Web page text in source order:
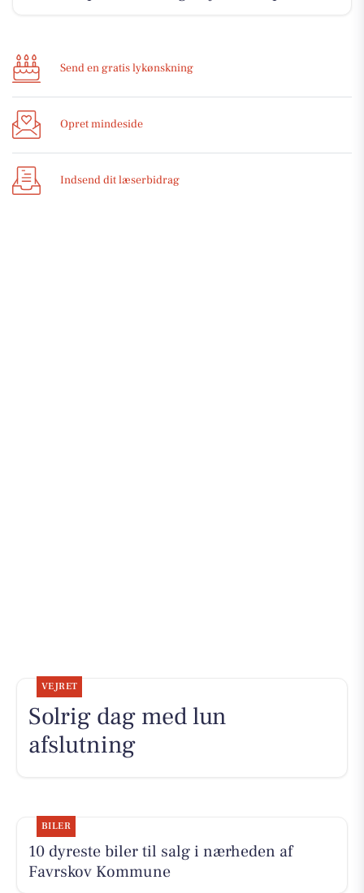
Send en gratis lykønskning
Opret mindeside
Indsend dit læserbidrag
VEJRET
Solrig dag med lun
afslutning
BILER
10 dyreste biler til salg i nærheden af
Favrskov Kommune